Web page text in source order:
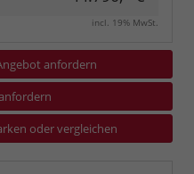
incl. 19% MwSt.
anfordern
oder vergleichen